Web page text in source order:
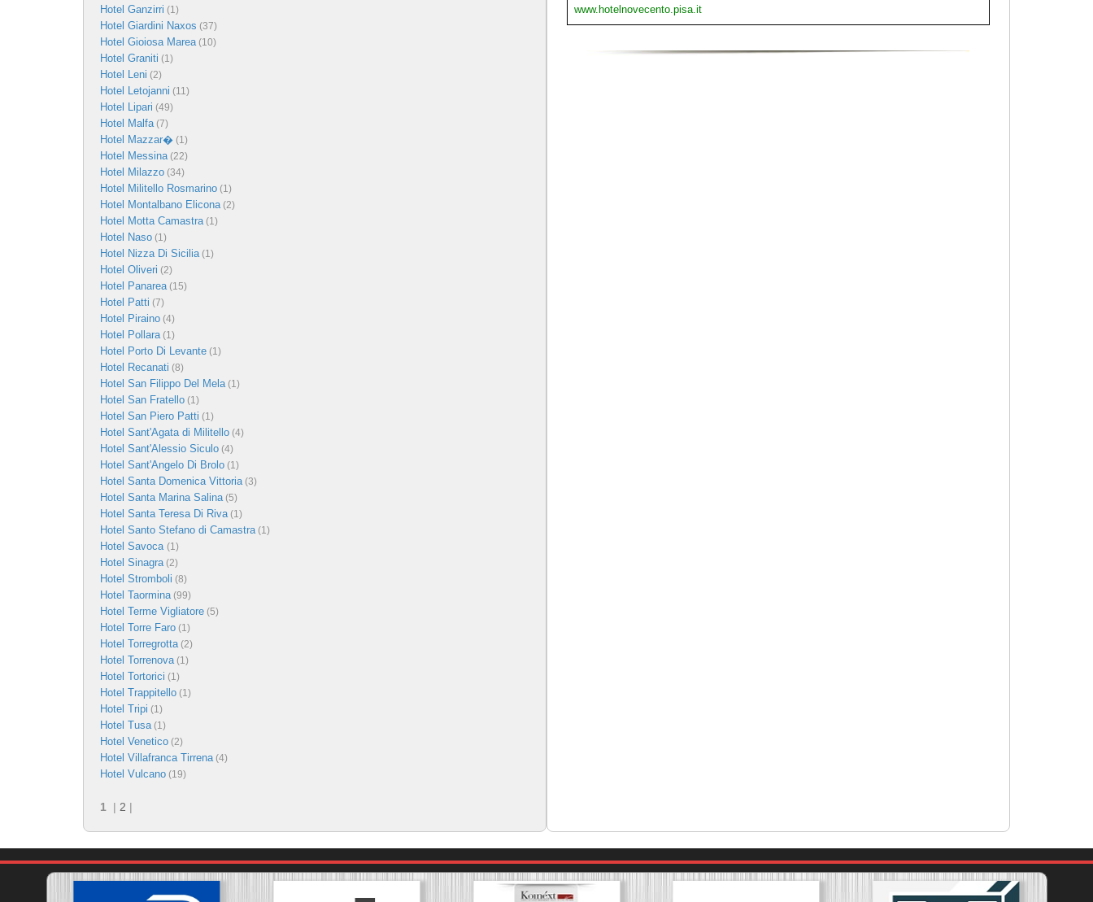
Hotel Ganzirri (1)
Hotel Giardini Naxos (37)
Hotel Gioiosa Marea(10)
Hotel Graniti (1)
Hotel Leni (2)
Hotel Letojanni (11)
Hotel Lipari (49)
Hotel Malfa(7)
Hotel Mazzar� (1)
Hotel Messina(22)
Hotel Milazzo (34)
Hotel Militello Rosmarino (1)
Hotel Montalbano Elicona(2)
Hotel Motta Camastra(1)
Hotel Naso (1)
Hotel Nizza Di Sicilia(1)
Hotel Oliveri (2)
Hotel Panarea(15)
Hotel Patti (7)
Hotel Piraino (4)
Hotel Pollara(1)
Hotel Porto Di Levante (1)
Hotel Recanati (8)
Hotel San Filippo Del Mela(1)
Hotel San Fratello (1)
Hotel San Piero Patti (1)
Hotel Sant'Agata di Militello (4)
Hotel Sant'Alessio Siculo (4)
Hotel Sant'Angelo Di Brolo (1)
Hotel Santa Domenica Vittoria(3)
Hotel Santa Marina Salina(5)
Hotel Santa Teresa Di Riva(1)
Hotel Santo Stefano di Camastra(1)
Hotel Savoca (1)
Hotel Sinagra(2)
Hotel Stromboli (8)
Hotel Taormina(99)
Hotel Terme Vigliatore (5)
Hotel Torre Faro (1)
Hotel Torregrotta(2)
Hotel Torrenova(1)
Hotel Tortorici (1)
Hotel Trappitello (1)
Hotel Tripi (1)
Hotel Tusa(1)
Hotel Venetico (2)
Hotel Villafranca Tirrena(4)
Hotel Vulcano (19)
1 | 2 |
www.hotelnovecento.pisa.it